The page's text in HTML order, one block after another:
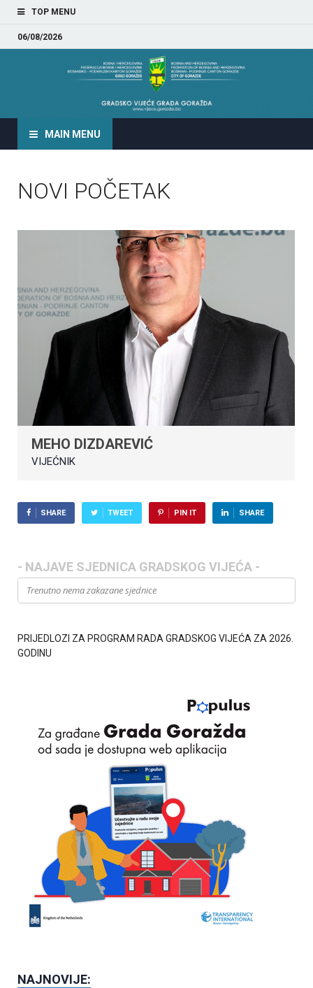
TOP MENU
06/08/2026
GRADSKO VIJEĆE GRADA
MAIN MENU
NOVI POČETAK
MEHO DIZDAREVIĆ
VIJEĆNIK
SHARE TWEET PIN IT SHARE
- NAJAVE SJEDNICA GRADSKOG VIJEĆA -
Trenutno nema zakazane sjednice
PRIJEDLOZI ZA PROGRAM RADA GRADSKOG VIJEĆA ZA 2026.
GODINU
NAJNOVIJE: